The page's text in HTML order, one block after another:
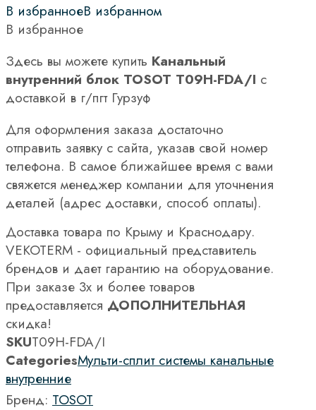
В избранноеВ избранном
В избранное
Здесь вы можете купить Канальный
внутренний блок TOSOT T09H-FDA/I с
доставкой в г/пгт Гурзуф
Для оформления заказа достаточно
отправить заявку с сайта, указав свой номер
телефона. В самое ближайшее время с вами
свяжется менеджер компании для уточнения
деталей (адрес доставки, способ оплаты).
Доставка товара по Крыму и Краснодару.
VEKOTERM - официальный представитель
брендов и дает гарантию на оборудование.
При заказе 3х и более товаров
предоставляется ДОПОЛНИТЕЛЬНАЯ
скидка!
SKUT09H-FDA/I
CategoriesМульти-сплит системы канальные
внутренние
Бренд: TOSOT